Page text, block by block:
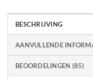
BESCHRIJVING
AANVULLENDE
BEOORDELINGEN (85)